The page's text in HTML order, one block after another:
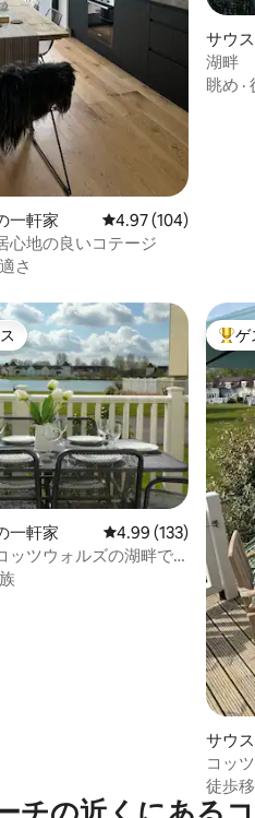
星の平均評価
一軒家 レビュー104件、5つ
4.97 (104)
心地の良いコテージ
さ
サウ
湖畔
眺め ·
星の平均評価
ョイスです。
一軒家 レビュー133件、5
4.99 (133)
ッツウォルズの湖畔で
大好
ゲ
サウ
コッ
ッジ
徒歩